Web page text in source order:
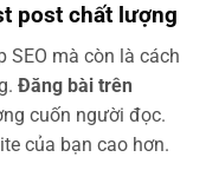
post chất lượng
SEO mà còn là cách
Đăng bài trên
cuốn người đọc.
của bạn cao hơn.